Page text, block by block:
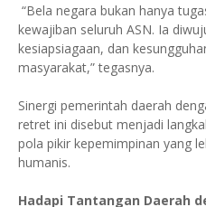
“Bela negara bukan hanya
kewajiban seluruh ASN. Ia
kesiapsiagaan, dan
masyarakat,” tegasnya.
Sinergi pemerintah daerah
retret ini disebut menjadi
pola pikir kepemimpinan yang
humanis.
Hadapi Tantangan Daerah